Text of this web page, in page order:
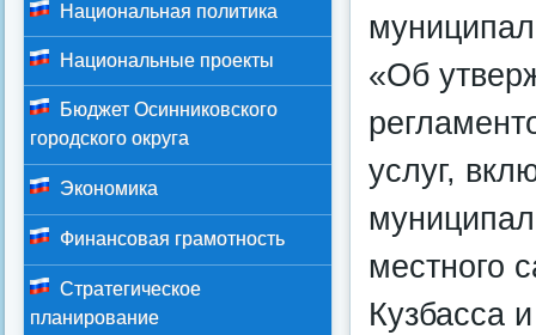
«Об
услуг,
местного
Кузбасса
Национальная политика
Национальные проекты
Бюджет Осинниковского
городского округа
Экономика
Финансовая грамотность
Стратегическое
планирование